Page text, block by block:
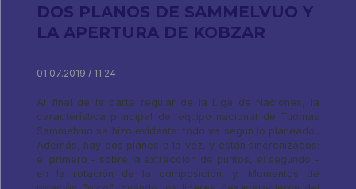
DOS PLANOS DE SAMMELVUO Y
LA APERTURA DE KOBZAR
01.07.2019 / 11:24
Al final de la parte regular de la Liga de Naciones, la
característica principal del equipo nacional de Tuomas
Sammelvuo se hizo evidente: todo va según lo planeado..
Además, hay dos planes a la vez, y están sincronizados:
el primero - sobre la extracción de puntos, el segundo -
en la rotación de la composición. y, Momentos de